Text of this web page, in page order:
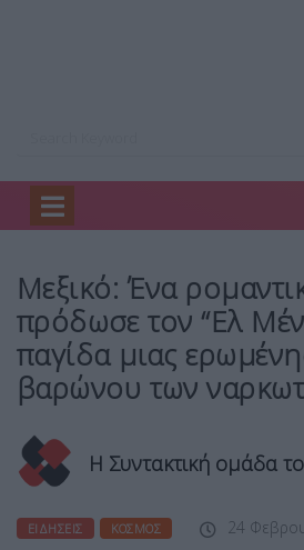
Home
Μεξικό: Ένα
πρόδωσε τον “Ελ
παγίδα μιας
βαρώνου των
Η Συντακτική ομάδα
ΕΙΔΉΣΕΙΣ ΚΌΣΜΟΣ 24